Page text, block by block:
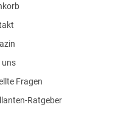
uns
Fragen
Ratgeber